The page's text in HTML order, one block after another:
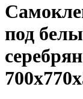
под